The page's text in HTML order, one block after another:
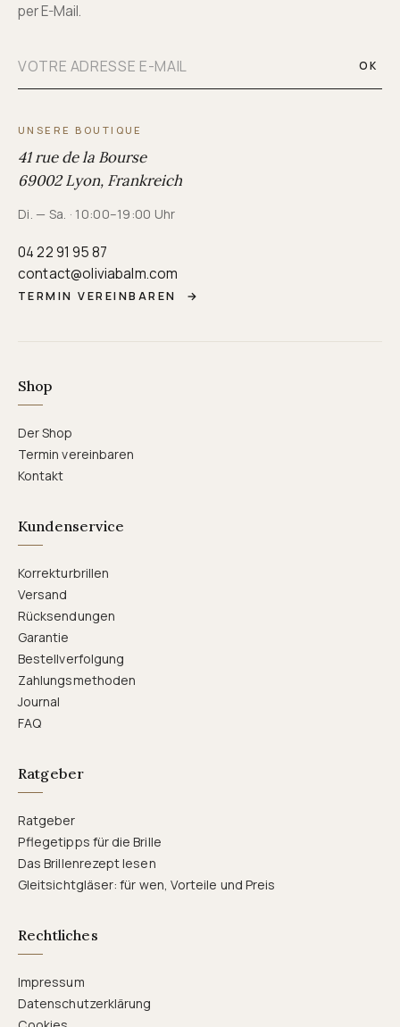
per E-Mail.
OK
UNSERE BOUTIQUE
41 rue de la Bourse
69002 Lyon, Frankreich
Di. — Sa. · 10:00–19:00 Uhr
04 22 91 95 87
contact@oliviabalm.com
TERMIN VEREINBAREN →
Shop
Der Shop
Termin vereinbaren
Kontakt
Kundenservice
Korrekturbrillen
Versand
Rücksendungen
Garantie
Bestellverfolgung
Zahlungsmethoden
Journal
FAQ
Ratgeber
Ratgeber
Pflegetipps für die Brille
Das Brillenrezept lesen
Gleitsichtgläser: für wen, Vorteile und Preis
Rechtliches
Impressum
Datenschutzerklärung